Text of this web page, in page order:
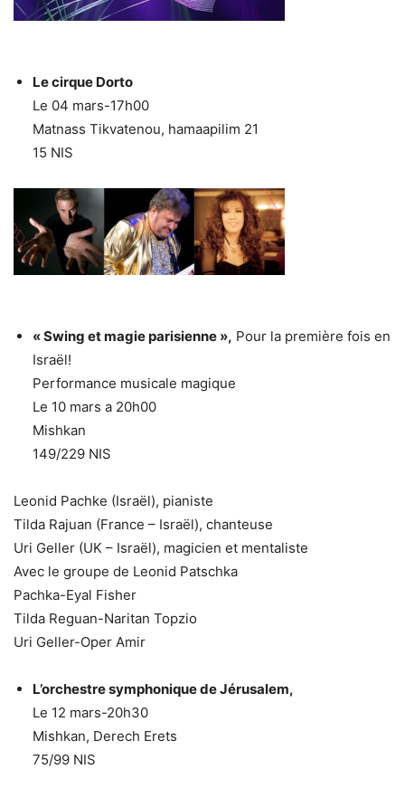
Le cirque Dorto
Le 04 mars-17h00
Matnass Tikvatenou, hamaapilim 21
15 NIS
« Swing et magie parisienne », Pour la première fois en
Israël!
Performance musicale magique
Le 10 mars a 20h00
Mishkan
149/229 NIS
Leonid Pachke (Israël), pianiste
Tilda Rajuan (France – Israël), chanteuse
Uri Geller (UK – Israël), magicien et mentaliste
Avec le groupe de Leonid Patschka
Pachka-Eyal Fisher
Tilda Reguan-Naritan Topzio
Uri Geller-Oper Amir
L’orchestre symphonique de Jérusalem,
Le 12 mars-20h30
Mishkan, Derech Erets
75/99 NIS